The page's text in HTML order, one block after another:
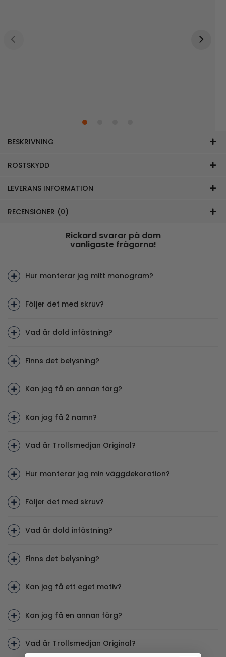
BESKRIVNING
ROSTSKYDD
LEVERANS INFORMATION
RECENSIONER (0)
Rickard svarar på dom
vanligaste frågorna!
Hur monterar jag mitt monogram?
Följer det med skruv?
Vad är dold infästning?
Finns det belysning?
Kan jag få en annan färg?
Kan jag få 2 namn?
Vad är Trollsmedjan Original?
Hur monterar jag min väggdekoration?
Följer det med skruv?
Vad är dold infästning?
Finns det belysning?
Kan jag få ett eget motiv?
Kan jag få en annan färg?
Vad är Trollsmedjan Original?